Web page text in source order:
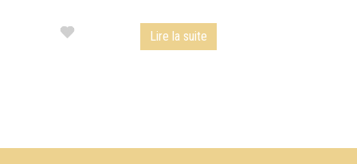
Lire la suite